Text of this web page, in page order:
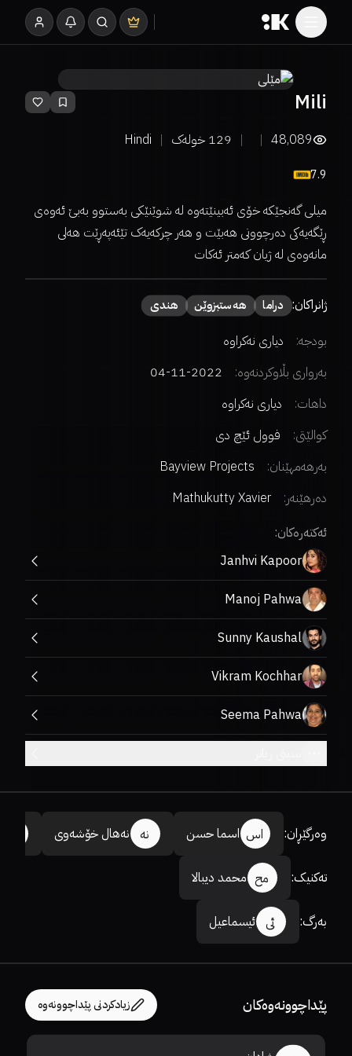
Mili
48,089
129 خولەک Hindi
7.9
میلی گەنجێکە خۆی ئەبینێتەوە لە شوێنێکی بەستوو بەبێ ئەوەی
ڕێگەیەکی دەرچوونی هەبێت و هەر چرکەیەک تێئەپەڕێت هەلی
مانەوەی لە ژیان کەمتر ئەکات
ژانراکان: دراما هەستبزوێن هندی
بودجە:
دیاری نەکراوە
بەرواری بڵاوکردنەوە:
2022-11-04
داهات:
دیاری نەکراوە
کوالێتی:
فوول ئێچ دی
بەرهەمهێنان:
Bayview Projects
دەرهێنەر:
Mathukutty Xavier
ئەکتەرەکان:
Janhvi Kapoor
Manoj Pahwa
Sunny Kaushal
Vikram Kochhar
Seema Pahwa
وەرگێڕان: اس اسما حسن نە نەهال خۆشەوی
تەکنیک: مح محمد دیبالا
بەرگ: ئی ئیسماعیل
پێداچوونەوەکان زیادکردنی پێداچوونەوە